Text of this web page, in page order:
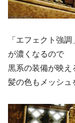
「エフェクト強
が濃くなるので
黒系の装備が映え
髪の色もメッシュ